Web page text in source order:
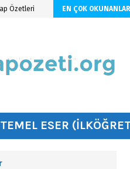
Özetleri EN ÇOK OKUNANLAR
ESER